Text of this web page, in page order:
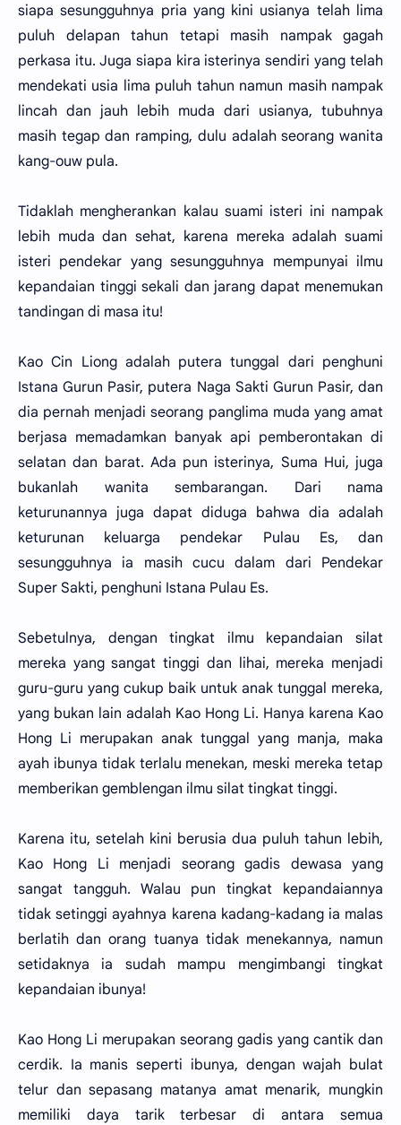
siapa sesungguhnya pria yang kini usianya telah lima
puluh delapan tahun tetapi masih nampak gagah
perkasa itu. Juga siapa kira isterinya sendiri yang telah
mendekati usia lima puluh tahun namun masih nampak
lincah dan jauh lebih muda dari usianya, tubuhnya
masih tegap dan ramping, dulu adalah seorang wanita
kang-ouw pula.
Tidaklah mengherankan kalau suami isteri ini nampak
lebih muda dan sehat, karena mereka adalah suami
isteri pendekar yang sesungguhnya mempunyai ilmu
kepandaian tinggi sekali dan jarang dapat menemukan
tandingan di masa itu!
Kao Cin Liong adalah putera tunggal dari penghuni
Istana Gurun Pasir, putera Naga Sakti Gurun Pasir, dan
dia pernah menjadi seorang panglima muda yang amat
berjasa memadamkan banyak api pemberontakan di
selatan dan barat. Ada pun isterinya, Suma Hui, juga
bukanlah wanita sembarangan. Dari nama
keturunannya juga dapat diduga bahwa dia adalah
keturunan keluarga pendekar Pulau Es, dan
sesungguhnya ia masih cucu dalam dari Pendekar
Super Sakti, penghuni Istana Pulau Es.
Sebetulnya, dengan tingkat ilmu kepandaian silat
mereka yang sangat tinggi dan lihai, mereka menjadi
guru-guru yang cukup baik untuk anak tunggal mereka,
yang bukan lain adalah Kao Hong Li. Hanya karena Kao
Hong Li merupakan anak tunggal yang manja, maka
ayah ibunya tidak terlalu menekan, meski mereka tetap
memberikan gemblengan ilmu silat tingkat tinggi.
Karena itu, setelah kini berusia dua puluh tahun lebih,
Kao Hong Li menjadi seorang gadis dewasa yang
sangat tangguh. Walau pun tingkat kepandaiannya
tidak setinggi ayahnya karena kadang-kadang ia malas
berlatih dan orang tuanya tidak menekannya, namun
setidaknya ia sudah mampu mengimbangi tingkat
kepandaian ibunya!
Kao Hong Li merupakan seorang gadis yang cantik dan
cerdik. Ia manis seperti ibunya, dengan wajah bulat
telur dan sepasang matanya amat menarik, mungkin
memiliki daya tarik terbesar di antara semua